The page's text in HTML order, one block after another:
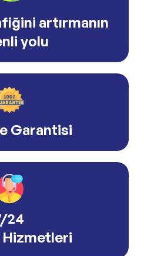
artırmanın
yolu
Garantisi
24